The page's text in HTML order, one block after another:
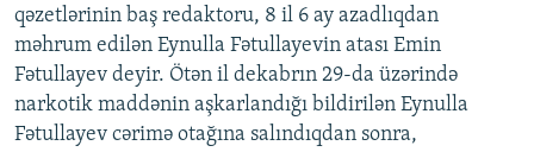
qəzetlərinin baş redaktoru, 8 il 6 ay azadlıqdan
məhrum edilən Eynulla Fətullayevin atası Emin
Fətullayev deyir. Ötən il dekabrın 29-da üzərində
narkotik maddənin aşkarlandığı bildirilən Eynulla
Fətullayev cərimə otağına salındıqdan sonra,